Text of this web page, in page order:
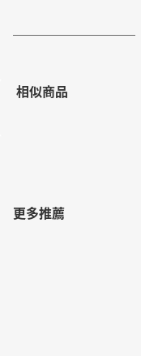
相似商品
更多推薦